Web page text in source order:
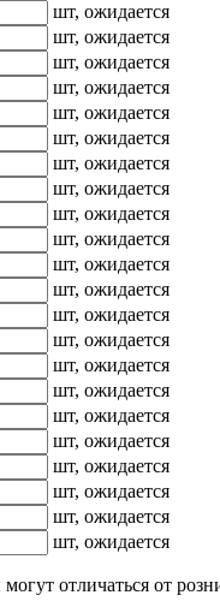
шт, ожидается
шт, ожидается
шт, ожидается
шт, ожидается
шт, ожидается
шт, ожидается
шт, ожидается
шт, ожидается
шт, ожидается
шт, ожидается
шт, ожидается
шт, ожидается
шт, ожидается
шт, ожидается
шт, ожидается
шт, ожидается
шт, ожидается
шт, ожидается
шт, ожидается
шт, ожидается
шт, ожидается
шт, ожидается
отличаться от